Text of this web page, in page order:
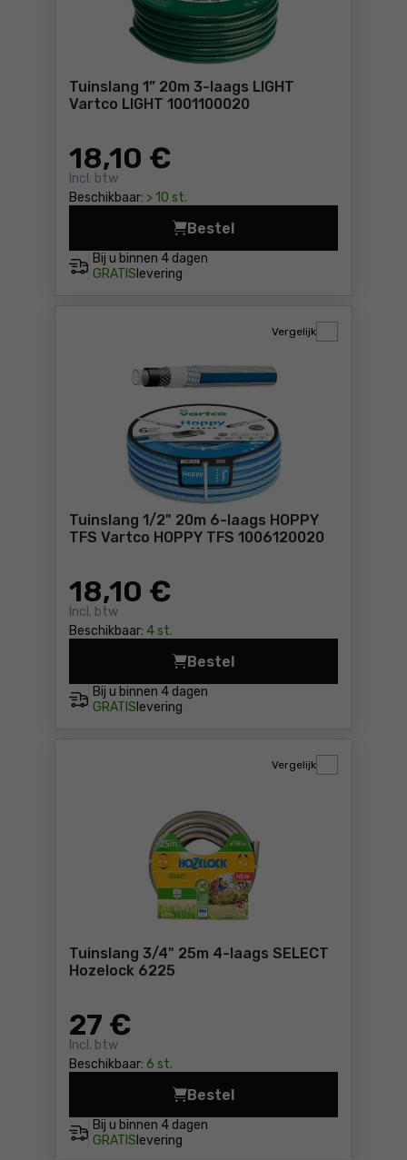
Tuinslang 1” 20m 3-laags LIGHT
Vartco LIGHT 1001100020
18,10 €
Incl. btw
Beschikbaar: > 10 st.
Bij u binnen 4 dagen
GRATIS levering
Bestel
Tuinslang 1/2" 20m 6-laags HOPPY
TFS Vartco HOPPY TFS 1006120020
18,10 €
Incl. btw
Beschikbaar: 4 st.
Vergelijk
Bij u binnen 4 dagen
GRATIS levering
Bestel
Tuinslang 1/2" 20m 6-laags
Tuinslang 3/4" 25m 4-laags SELECT
Hozelock 6225
27 €
Incl. btw
Beschikbaar: 6 st.
Vergelijk
Bij u binnen 4 dagen
GRATIS levering
Bestel